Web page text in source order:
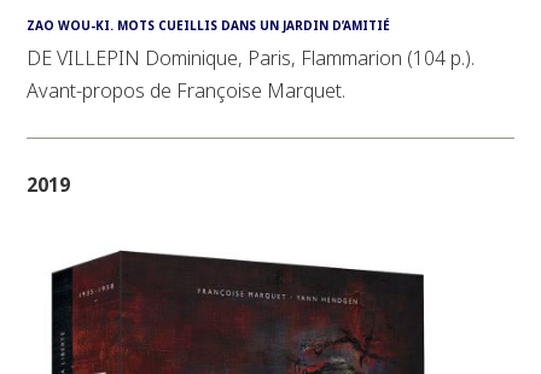
ZAO WOU-KI. MOTS CUEILLIS DANS UN JARDIN D’AMITIÉ
DE VILLEPIN Dominique, Paris, Flammarion (104 p.).
Avant-propos de Françoise Marquet.
2019